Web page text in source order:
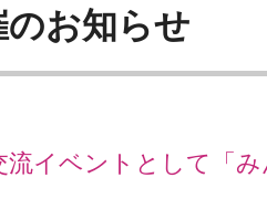
お知らせ
流イベントとして「